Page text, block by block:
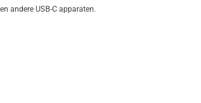
andere USB-C apparaten.